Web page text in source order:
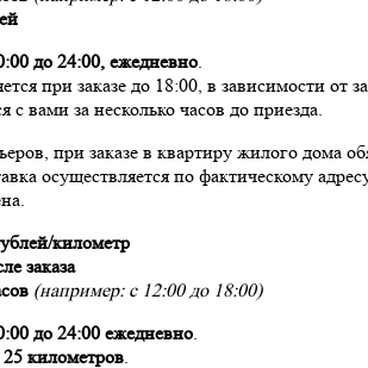
до 24:00, ежедневно.
при заказе до 18:00, в зависимости от
вами за несколько часов до приезда.
при заказе в квартиру жилого дома
осуществляется по фактическому
километр
заказа
(например: с 12:00 до 18:00)
до 24:00 ежедневно.
25 километров.